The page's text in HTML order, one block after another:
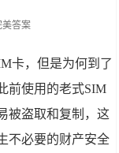
卡，但是为何到了
前使用的老式SIM
被盗取和复制，这
不必要的财产安全